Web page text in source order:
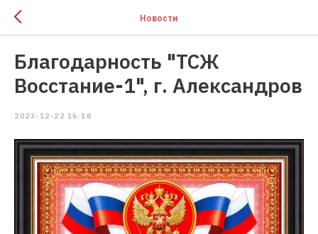
Новости
Благодарность "ТСЖ
Восстание-1", г. Александров
2023-12-22 16:18